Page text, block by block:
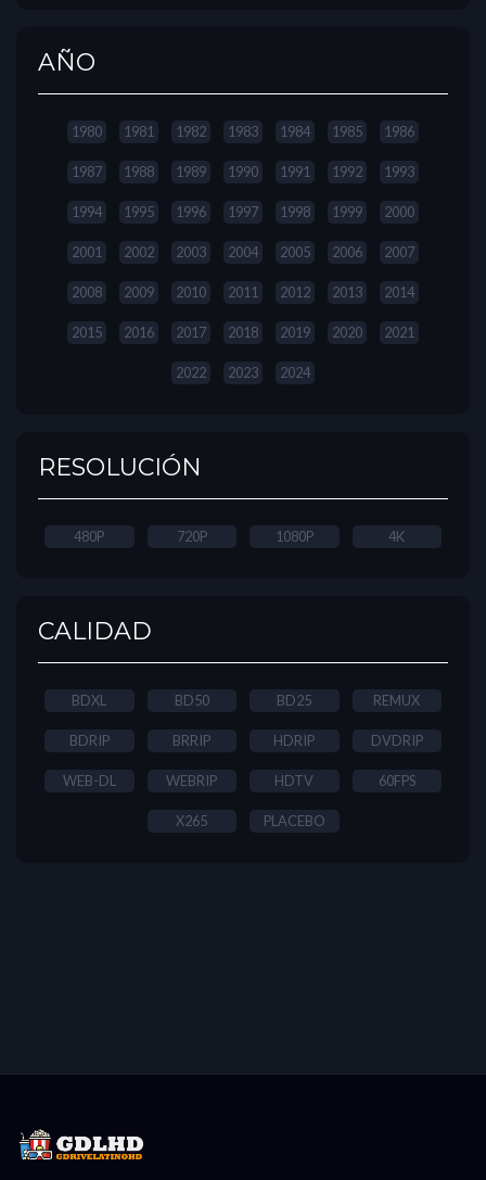
AÑO
1980 1981 1982 1983 1984 1985 1986
1987 1988 1989 1990 1991 1992 1993
1994 1995 1996 1997 1998 1999 2000
2001 2002 2003 2004 2005 2006 2007
2008 2009 2010 2011 2012 2013 2014
2015 2016 2017 2018 2019 2020 2021
2022 2023 2024
RESOLUCIÓN
480P 720P 1080P 4K
CALIDAD
BDXL BD50 BD25 REMUX
BDRIP BRRIP HDRIP DVDRIP
WEB-DL WEBRIP HDTV 60FPS
X265 PLACEBO